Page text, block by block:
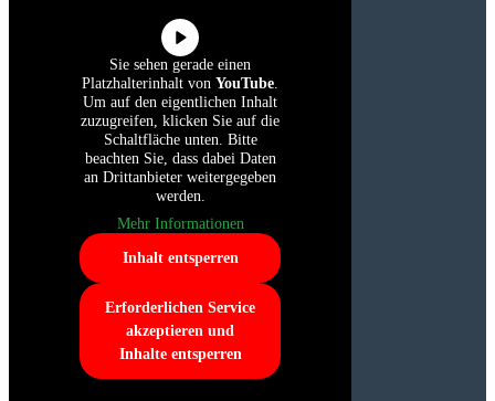
Sie sehen gerade einen
Platzhalterinhalt von YouTube.
Um auf den eigentlichen Inhalt
zuzugreifen, klicken Sie auf die
Schaltfläche unten. Bitte
beachten Sie, dass dabei Daten
an Drittanbieter weitergegeben
werden.
Mehr Informationen
Inhalt entsperren
Erforderlichen Service
akzeptieren und
Inhalte entsperren